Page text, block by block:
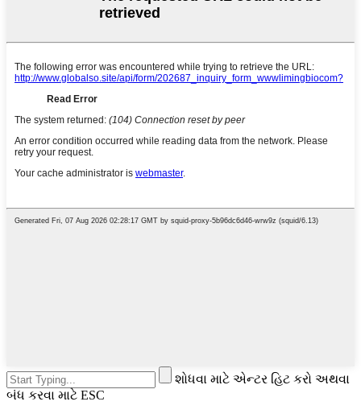
શોધવા માટે એન્ટર હિટ કરો અથવા
બંધ કરવા માટે ESC